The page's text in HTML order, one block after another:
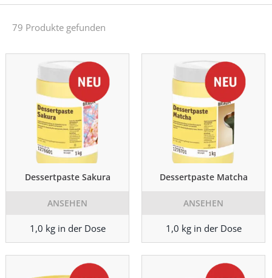
79 Produkte gefunden
Dessertpaste Sakura
ANSEHEN
1,0 kg in der Dose
Dessertpaste Matcha
ANSEHEN
1,0 kg in der Dose